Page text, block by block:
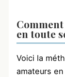
en toute
Voici la
amateurs